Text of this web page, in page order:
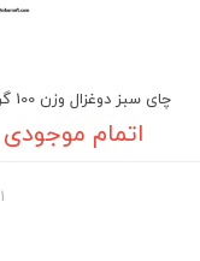
چای سبز دوغزال وزن 100 گرمی
اتمام موجودی
۱